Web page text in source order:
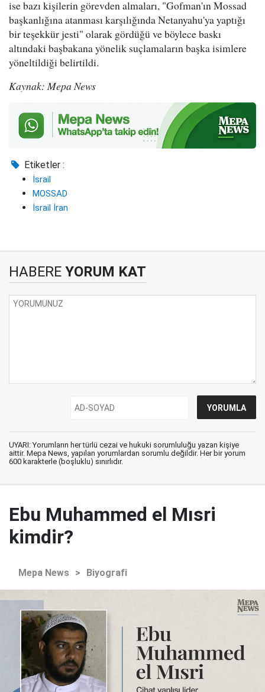
ise bazı kişilerin görevden almaları, "Gofman'ın Mossad
başkanlığına atanması karşılığında Netanyahu'ya yaptığı
bir teşekkür jesti" olarak gördüğü ve böylece baskı
altındaki başbakana yönelik suçlamaların başka isimlere
yöneltildiği belirtildi.
Kaynak: Mepa News
Etiketler :
İsrail
MOSSAD
İsrail İran
HABERE YORUM KAT
UYARI: Yorumların her türlü cezai ve hukuki sorumluluğu yazan kişiye
aittir. Mepa News, yapılan yorumlardan sorumlu değildir. Her bir yorum
600 karakterle (boşluklu) sınırlıdır.
Ebu Muhammed el Mısri
kimdir?
Mepa News > Biyografi